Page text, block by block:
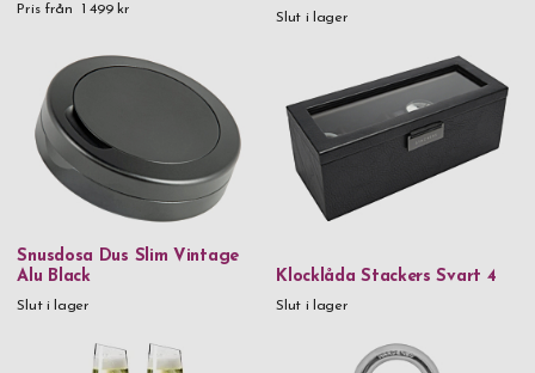
Pris från 1 499 kr
Slut i lager
Snusdosa Dus Slim Vintage
Alu Black
Slut i lager
Klocklåda Stackers Svart 4
Slut i lager